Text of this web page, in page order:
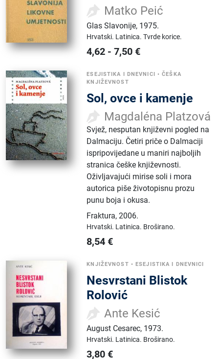
Matko Peić
Glas Slavonije, 1975.
Hrvatski. Latinica.Tvrde korice.
4,62 -7,50 €
ESEJISTIKA I DNEVNICI •ČEŠKA
KNJIŽEVNOST
Sol, ovce i kamenje
Magdaléna Platzová
Svjež, nesputan književni pogled na
Dalmaciju. Četiri priče o Dalmaciji
ispripovijedane u maniri najboljih
stranica češke književnosti.
Oživljavajući mirise soli i mora
autorica piše životopisnu prozu
punu boja i okusa.
Fraktura,2006.
Hrvatski. Latinica. Broširano.
8,54 €
KNJIŽEVNOST •ESEJISTIKA I DNEVNICI
Nesvrstani Blistok
Rolović
Ante Kesić
August Cesarec, 1973.
Hrvatski. Latinica. Broširano.
3,80 €